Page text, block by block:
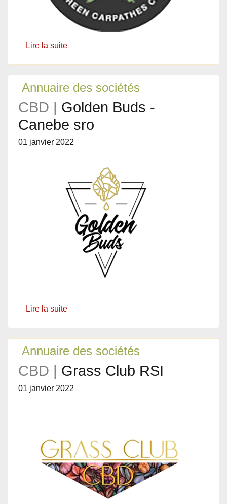
Lire la suite
Annuaire des sociétés
CBD | Golden Buds -
Canebe sro
01 janvier 2022
Lire la suite
Annuaire des sociétés
CBD | Grass Club RSI
01 janvier 2022